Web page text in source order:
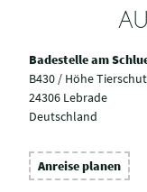
Badestelle am
B430 / Höhe
24306 Lebrade
Deutschland
Anreise planen